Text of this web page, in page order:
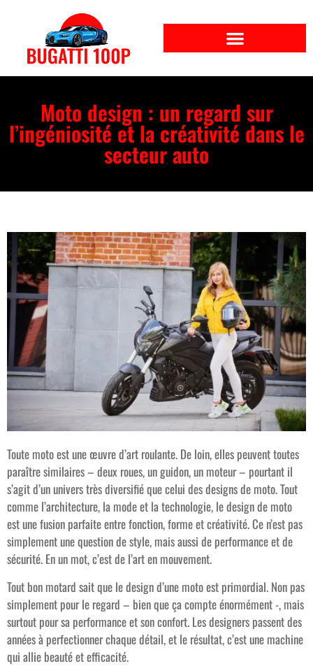
Moto design : un regard sur
l’ingéniosité et la créativité dans le
secteur auto
Toute moto est une œuvre d’art roulante. De loin, elles peuvent toutes
paraître similaires – deux roues, un guidon, un moteur – pourtant il
s’agit d’un univers très diversifié que celui des designs de moto. Tout
comme l’architecture, la mode et la technologie, le design de moto
est une fusion parfaite entre fonction, forme et créativité. Ce n’est pas
simplement une question de style, mais aussi de performance et de
sécurité. En un mot, c’est de l’art en mouvement.
Tout bon motard sait que le design d’une moto est primordial. Non pas
simplement pour le regard – bien que ça compte énormément -, mais
surtout pour sa performance et son confort. Les designers passent des
années à perfectionner chaque détail, et le résultat, c’est une machine
qui allie beauté et efficacité.